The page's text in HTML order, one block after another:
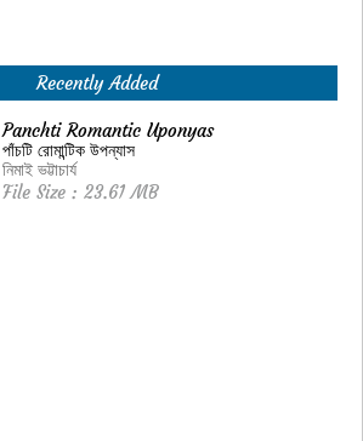
Recently Added
Panchti Romantic Uponyas
পাঁচটি রোমান্টিক উপন্যাস
নিমাই ভট্টাচার্য
File Size : 23.61 MB